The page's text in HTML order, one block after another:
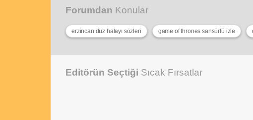
Forumdan Konular
erzincan düz halayı sözleri game of thrones sansürlü izle
Editörün Seçtiği Sıcak Fırsatlar